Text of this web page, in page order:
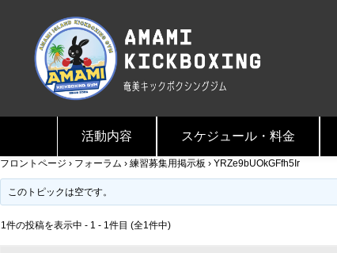
活動内容 スケジュール・料金
フロントページ › フォーラム › 練習募集用掲示板 › YRZe9bUOkGFfh5Ir
このトピックは空です。
1件の投稿を表示中 - 1 - 1件目 (全1件中)